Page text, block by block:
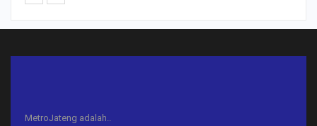
MetroJateng adalah..